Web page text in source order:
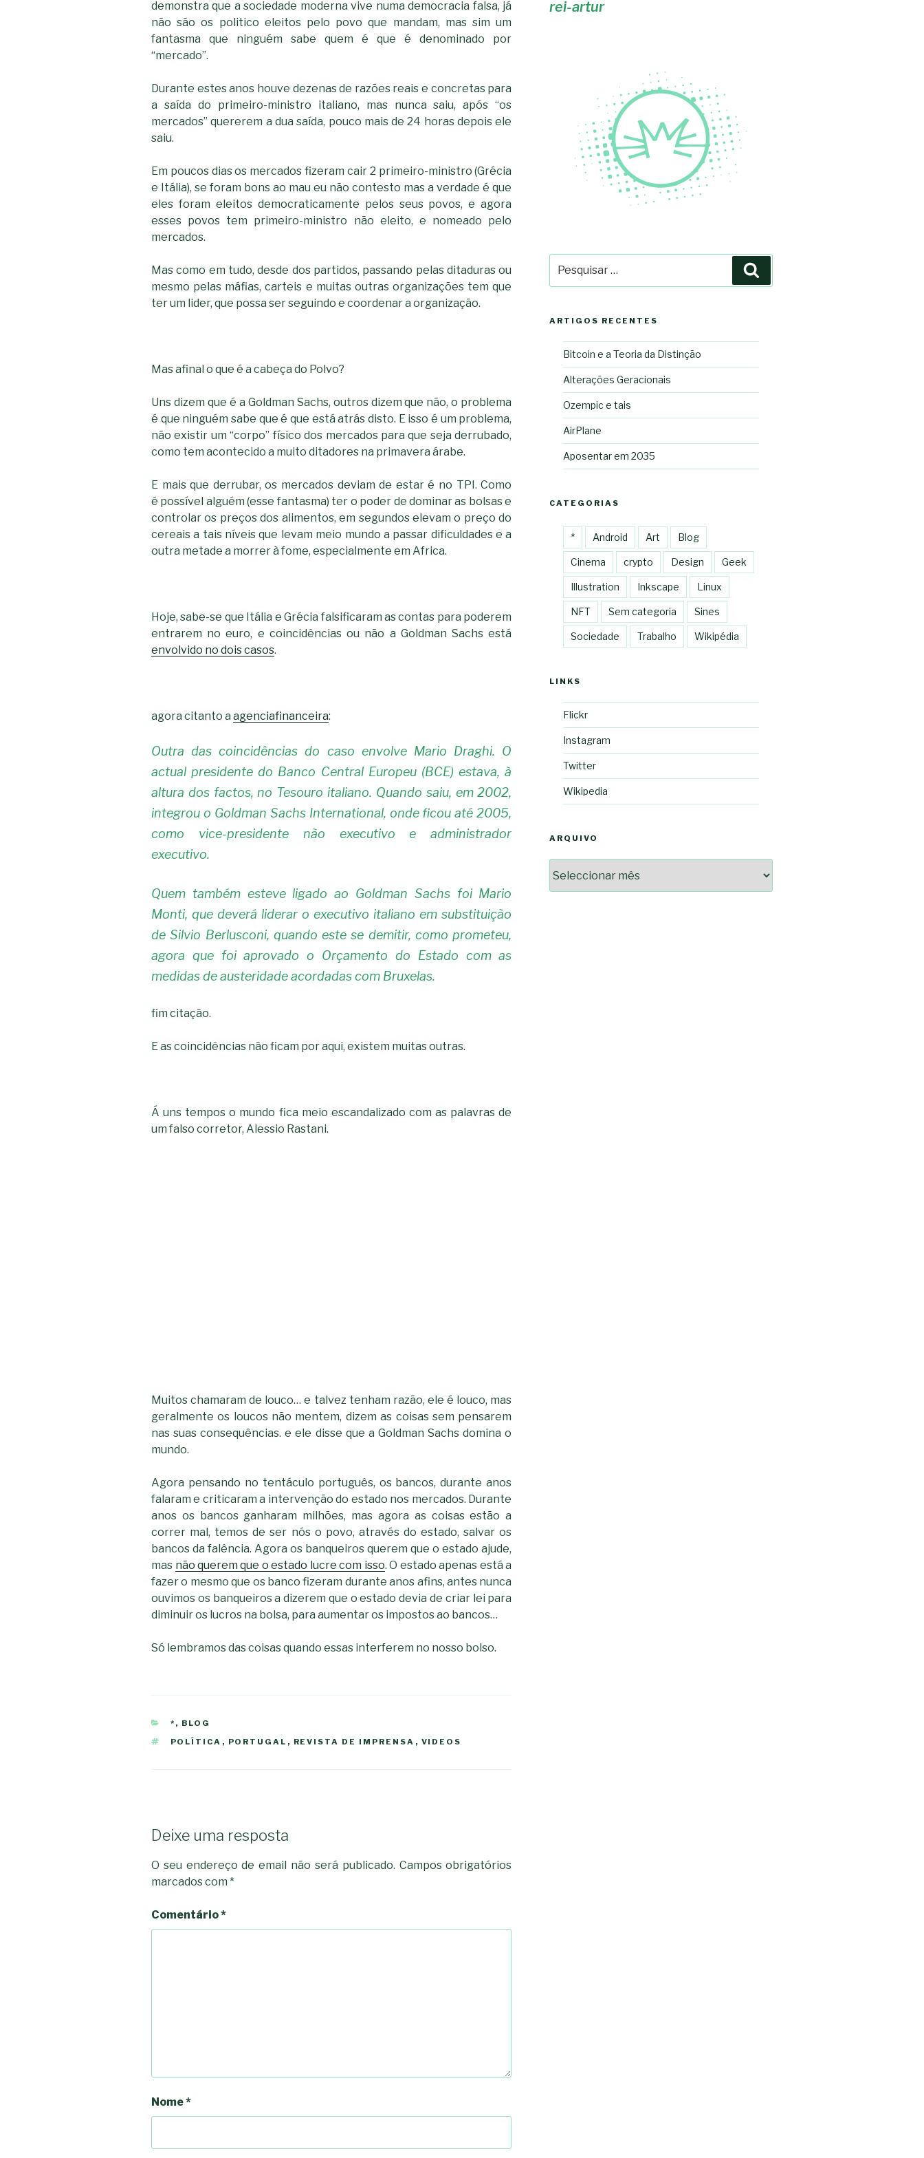
demonstra que a sociedade moderna vive numa democracia falsa, já
não são os politico eleitos pelo povo que mandam, mas sim um
fantasma que ninguém sabe quem é que é denominado por
“mercado”.
Durante estes anos houve dezenas de razões reais e concretas para
a saída do primeiro-ministro italiano, mas nunca saiu, após “os
mercados” quererem a dua saída, pouco mais de 24 horas depois ele
saiu.
Em poucos dias os mercados fizeram cair 2 primeiro-ministro (Grécia
e Itália), se foram bons ao mau eu não contesto mas a verdade é que
eles foram eleitos democraticamente pelos seus povos, e agora
esses povos tem primeiro-ministro não eleito, e nomeado pelo
mercados.
Mas como em tudo, desde dos partidos, passando pelas ditaduras ou
mesmo pelas máfias, carteis e muitas outras organizações tem que
ter um lider, que possa ser seguindo e coordenar a organização.
Mas afinal o que é a cabeça do Polvo?
Uns dizem que é a Goldman Sachs, outros dizem que não, o problema
é que ninguém sabe que é que está atrás disto. E isso é um problema,
não existir um “corpo” físico dos mercados para que seja derrubado,
como tem acontecido a muito ditadores na primavera árabe.
E mais que derrubar, os mercados deviam de estar é no TPI. Como
é possível alguém (esse fantasma) ter o poder de dominar as bolsas e
controlar os preços dos alimentos, em segundos elevam o preço do
cereais a tais níveis que levam meio mundo a passar dificuldades e a
outra metade a morrer à fome, especialmente em Africa.
Hoje, sabe-se que Itália e Grécia falsificaram as contas para poderem
entrarem no euro, e coincidências ou não a Goldman Sachs está
envolvido no dois casos.
agora citanto a agenciafinanceira:
Outra das coincidências do caso envolve Mario Draghi. O
actual presidente do Banco Central Europeu (BCE) estava, à
altura dos factos, no Tesouro italiano. Quando saiu, em 2002,
integrou o Goldman Sachs International, onde ficou até 2005,
como vice-presidente não executivo e administrador
executivo.
Quem também esteve ligado ao Goldman Sachs foi Mario
Monti, que deverá liderar o executivo italiano em substituição
de Silvio Berlusconi, quando este se demitir, como prometeu,
agora que foi aprovado o Orçamento do Estado com as
medidas de austeridade acordadas com Bruxelas.
fim citação.
E as coincidências não ficam por aqui, existem muitas outras.
Á uns tempos o mundo fica meio escandalizado com as palavras de
um falso corretor, Alessio Rastani.
Muitos chamaram de louco… e talvez tenham razão, ele é louco, mas
geralmente os loucos não mentem, dizem as coisas sem pensarem
nas suas consequências. e ele disse que a Goldman Sachs domina o
mundo.
Agora pensando no tentáculo português, os bancos, durante anos
falaram e criticaram a intervenção do estado nos mercados. Durante
anos os bancos ganharam milhões, mas agora as coisas estão a
correr mal, temos de ser nós o povo, através do estado, salvar os
bancos da falência. Agora os banqueiros querem que o estado ajude,
mas não querem que o estado lucre com isso. O estado apenas está a
fazer o mesmo que os banco fizeram durante anos afins, antes nunca
ouvimos os banqueiros a dizerem que o estado devia de criar lei para
diminuir os lucros na bolsa, para aumentar os impostos ao bancos…
Só lembramos das coisas quando essas interferem no nosso bolso.
CATEGORIAS
* , BLOG
ETIQUETAS
POLÍTICA , PORTUGAL , REVISTA DE IMPRENSA , VIDEOS
Deixe uma resposta
O seu endereço de email não será publicado. Campos obrigatórios
marcados com *
Comentário*
Nome*
rei-artur
por:
ARTIGOS RECENTES
Bitcoin e a Teoria da Distinção
Alterações Geracionais
Ozempic e tais
AirPlane
Aposentar em 2035
CATEGORIAS
* Android Art Blog
Cinema crypto Design Geek
Illustration Inkscape Linux
NFT Sem categoria Sines
Sociedade Trabalho Wikipédia
LINKS
Flickr
Instagram
Twitter
Wikipedia
ARQUIVO